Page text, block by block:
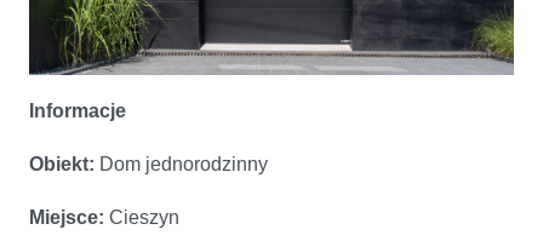
Informacje
Obiekt: Dom jednorodzinny
Miejsce: Cieszyn